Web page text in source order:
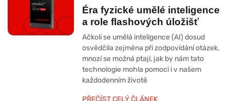
Éra fyzické umělé inteligence
a role flashových úložišť
Ačkoli se umělá inteligence (AI) dosud
osvědčila zejména při zodpovídání otázek,
mnozí se možná ptají, jak by nám tato
technologie mohla pomoci i v našem
každodenním životě
PŘEČÍST CELÝ ČLÁNEK